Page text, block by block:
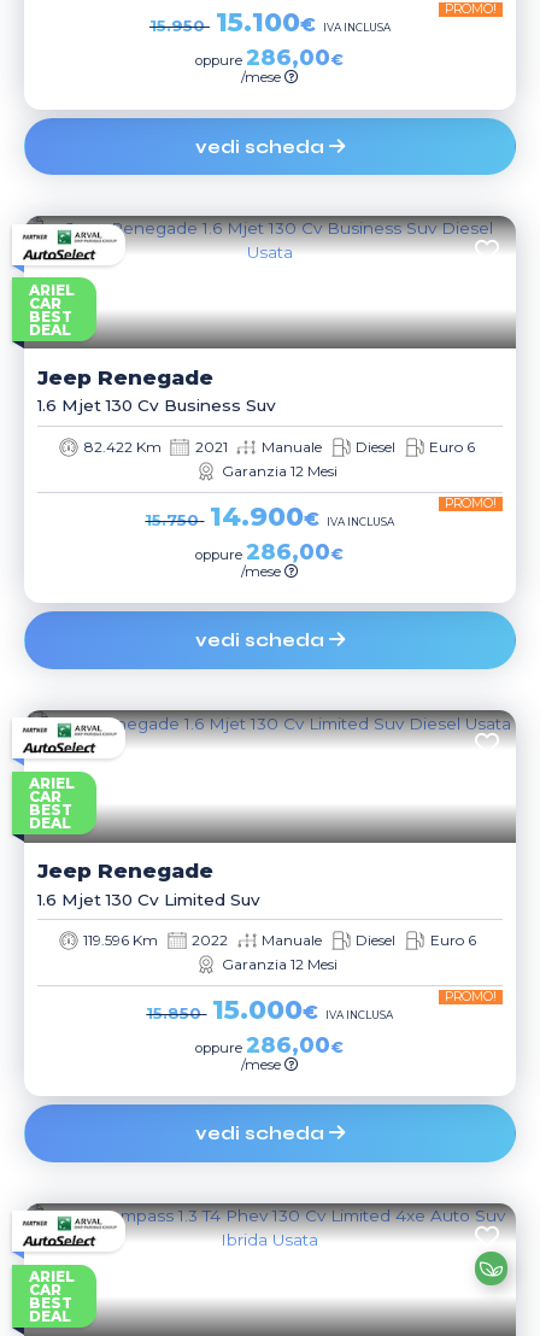
15.950 15.100€
PROMO!
IVA INCLUSA
oppure 286,00€
/mese
vedi scheda
ARIEL
CAR
BEST
DEAL
Jeep Renegade
1.6 Mjet 130 Cv Business Suv
82.422 Km 2021 Manuale Diesel
Euro 6
Garanzia 12 Mesi
15.750 14.900€
PROMO!
IVA INCLUSA
oppure 286,00€
/mese
vedi scheda
ARIEL
CAR
BEST
DEAL
Jeep Renegade
1.6 Mjet 130 Cv Limited Suv
119.596 Km 2022 Manuale Diesel
Euro 6
Garanzia 12 Mesi
15.850 15.000€
PROMO!
IVA INCLUSA
oppure 286,00€
/mese
vedi scheda
ARIEL
CAR
BEST
DEAL